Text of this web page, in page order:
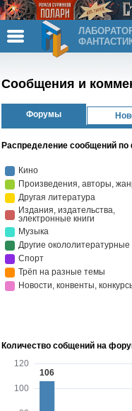
Сообщения и
Форумы
Распределение сообщений
Количество собщений на